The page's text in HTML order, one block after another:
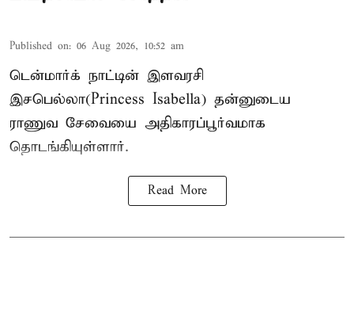
Published on: 06 Aug 2026, 10:52 am
டென்மார்க் நாட்டின் இளவரசி
இசபெல்லா(Princess Isabella) தன்னுடைய
ராணுவ சேவையை அதிகாரப்பூர்வமாக
தொடங்கியுள்ளார்.
Read More